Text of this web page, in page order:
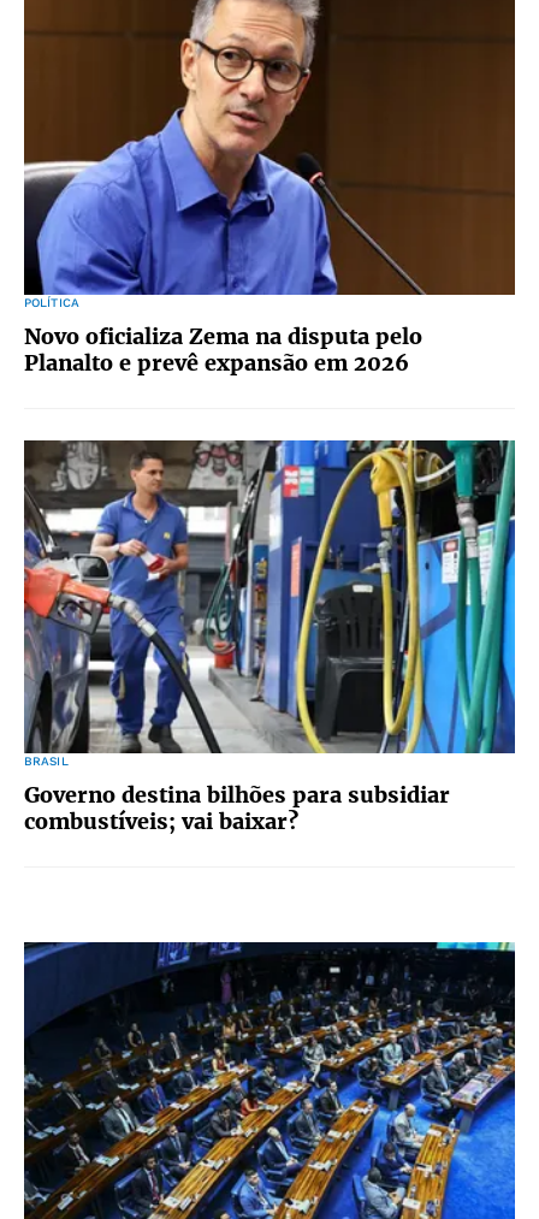
POLÍTICA
Novo oficializa Zema na disputa pelo
Planalto e prevê expansão em 2026
BRASIL
Governo destina bilhões para subsidiar
combustíveis; vai baixar?